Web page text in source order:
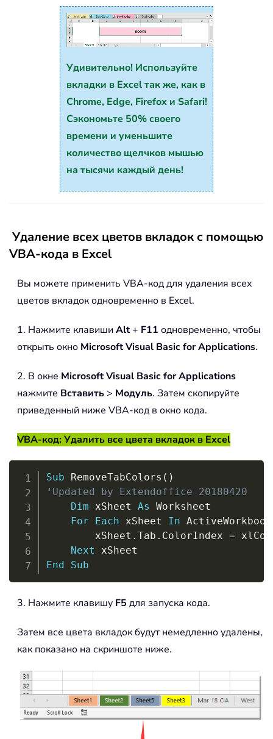
Удивительно! Используйте
вкладки в Excel так же, как в
Chrome, Edge, Firefox и Safari!
Сэкономьте 50% своего
времени и уменьшите
количество щелчков мышью
на тысячи каждый день!
Удаление всех цветов вкладок с помощью
VBA-кода в Excel
Вы можете применить VBA-код для удаления всех
цветов вкладок одновременно в Excel.
1. Нажмите клавиши Alt+ F11 одновременно, чтобы
открыть окно Microsoft Visual Basic for Applications.
2. В окне Microsoft Visual Basic for Applications
нажмите Вставить > Модуль. Затем скопируйте
приведенный ниже VBA-код в окно кода.
VBA-код: Удалить все цвета вкладок в Excel
Sub RemoveTabColors ( )
‘Updated by Extendoffice 20180420
Dim xSheet As Worksheet
For
Each xSheet In ActiveWorkbook
        xSheet
. Tab . ColorIndex =
Next
End
Sub
3. Нажмите клавишу F5 для запуска кода.
Затем все цвета вкладок будут немедленно удалены,
как показано на скриншоте ниже.